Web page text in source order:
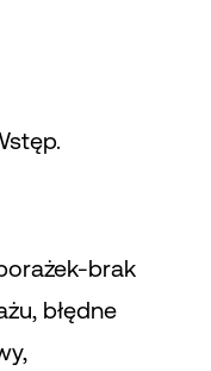
brak
błędne